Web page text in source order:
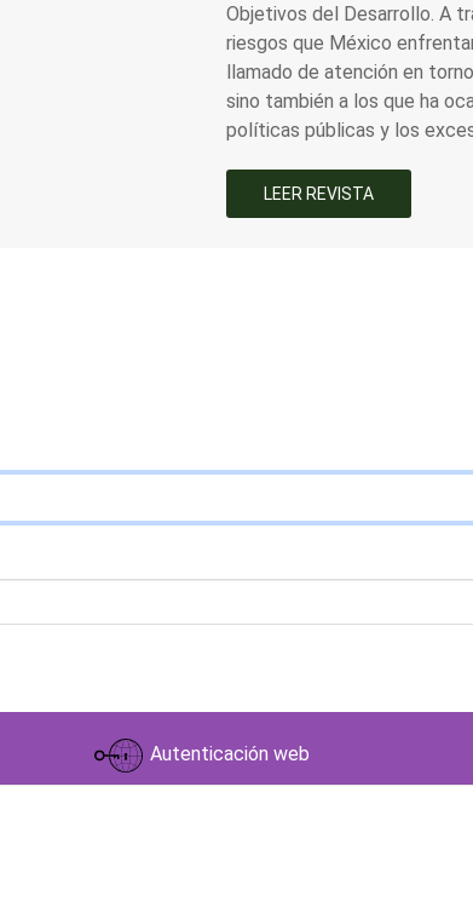
Objetivos del Desarrollo. A
riesgos que México
llamado de atención en
sino también a los que ha
políticas públicas y los
LEER REVISTA
Autenticación web